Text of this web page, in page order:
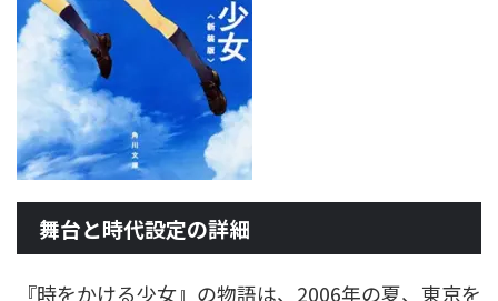
舞台と時代設定の詳細
『時をかける少女』の物語は、2006年の夏、東京を